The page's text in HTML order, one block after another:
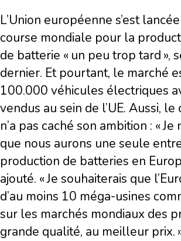
L’Union européenne s’est
course mondiale pour la
de batterie « un peu trop tard »,
dernier. Et pourtant, le marché
100.000 véhicules électriques
vendus au sein de l’UE. Aussi, le
n’a pas caché son ambition : «
que nous aurons une seule
production de batteries en
ajouté. « Je souhaiterais que
d’au moins 10 méga-usines
sur les marchés mondiaux des
grande qualité, au meilleur prix.